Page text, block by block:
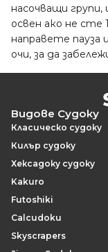
насочващи групи,
освен ако не сте
направете
очи, за да
Видове Судоку
Класическо судоку
Килър судоку
Хексадоку судоку
Kakuro
Futoshiki
Calcudoku
Skyscrapers